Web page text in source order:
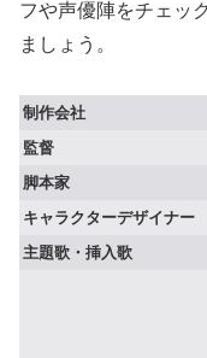
フや声優陣をチェッ
ましょう。
制作会社
監督
脚本家
キャラクターデザイナー
主題歌・挿入歌